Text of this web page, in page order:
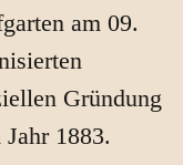
am 09.
Gründung
1883.